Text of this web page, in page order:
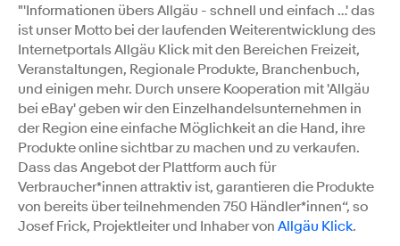
"'Informationen übers Allgäu - schnell und einfach …' das
ist unser Motto bei der laufenden Weiterentwicklung des
Internetportals Allgäu Klick mit den Bereichen Freizeit,
Veranstaltungen, Regionale Produkte, Branchenbuch,
und einigen mehr. Durch unsere Kooperation mit 'Allgäu
bei eBay' geben wir den Einzelhandelsunternehmen in
der Region eine einfache Möglichkeit an die Hand, ihre
Produkte online sichtbar zu machen und zu verkaufen.
Dass das Angebot der Plattform auch für
Verbraucher*innen attraktiv ist, garantieren die Produkte
von bereits über teilnehmenden 750 Händler*innen“, so
Josef Frick, Projektleiter und Inhaber von Allgäu Klick.